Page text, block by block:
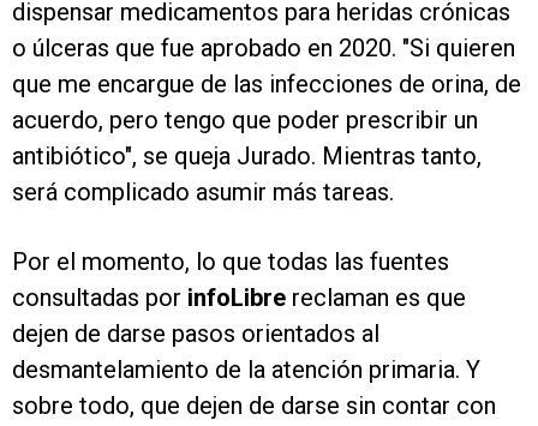
dispensar medicamentos para heridas crónicas
o úlceras que fue aprobado en 2020. "Si quieren
que me encargue de las infecciones de orina, de
acuerdo, pero tengo que poder prescribir un
antibiótico", se queja Jurado. Mientras tanto,
será complicado asumir más tareas.
Por el momento, lo que todas las fuentes
consultadas por infoLibre reclaman es que
dejen de darse pasos orientados al
desmantelamiento de la atención primaria. Y
sobre todo, que dejen de darse sin contar con